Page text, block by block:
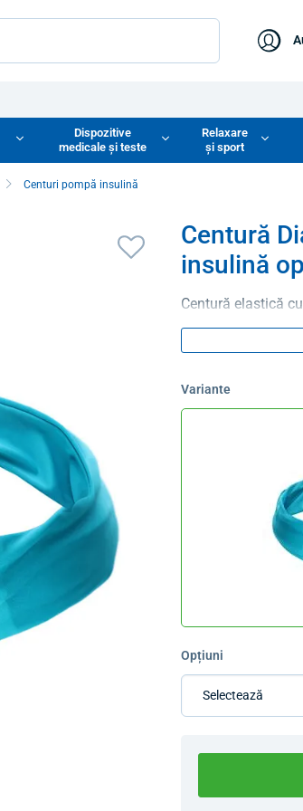
Dispozitive
medicale și teste
Relaxare
și sport
Centuri pompă insulină
Centură
insulină
Centură elastică
Variante
Opțiuni